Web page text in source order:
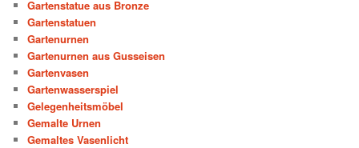
Gartenstatue aus Bronze
Gartenstatuen
Gartenurnen
Gartenurnen aus Gusseisen
Gartenvasen
Gartenwasserspiel
Gelegenheitsmöbel
Gemalte Urnen
Gemaltes Vasenlicht